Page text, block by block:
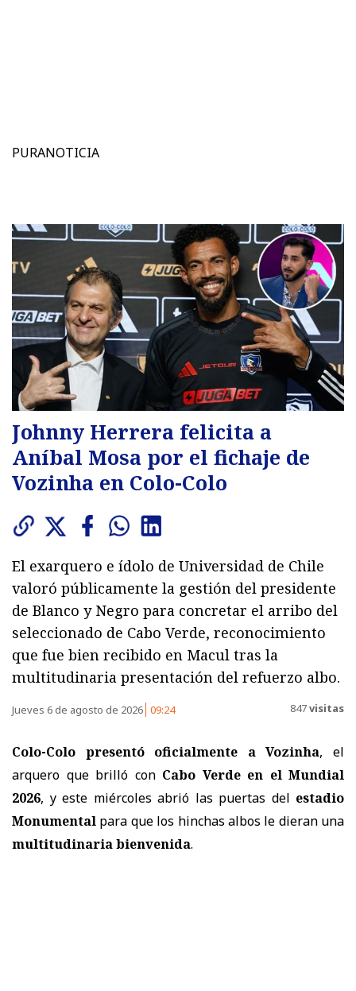
PURANOTICIA
Johnny Herrera felicita a
Aníbal Mosa por el fichaje de
Vozinha en Colo-Colo
El exarquero e ídolo de Universidad de Chile
valoró públicamente la gestión del presidente
de Blanco y Negro para concretar el arribo del
seleccionado de Cabo Verde, reconocimiento
que fue bien recibido en Macul tras la
multitudinaria presentación del refuerzo albo.
Jueves 6 de agosto de 2026 09:24 847visitas
Colo-Colo presentó oficialmente a Vozinha, el
arquero que brilló con Cabo Verde en el Mundial
2026, y este miércoles abrió las puertas del estadio
Monumental para que los hinchas albos le dieran una
multitudinaria bienvenida.